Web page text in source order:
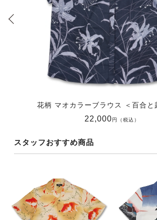
花柄 マオカラーブラウス ＜百合と
22,000円（税込）
スタッフおすすめ商品